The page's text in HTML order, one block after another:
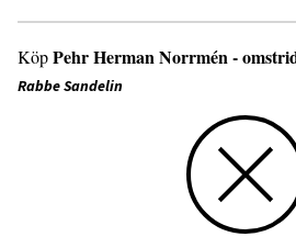
KöpPehr Herman Norrmén -
Rabbe Sandelin